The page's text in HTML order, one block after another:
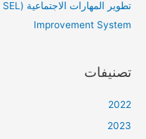
Improvement System
تصنيفات
2022
2023